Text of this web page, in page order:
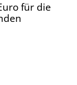
für die